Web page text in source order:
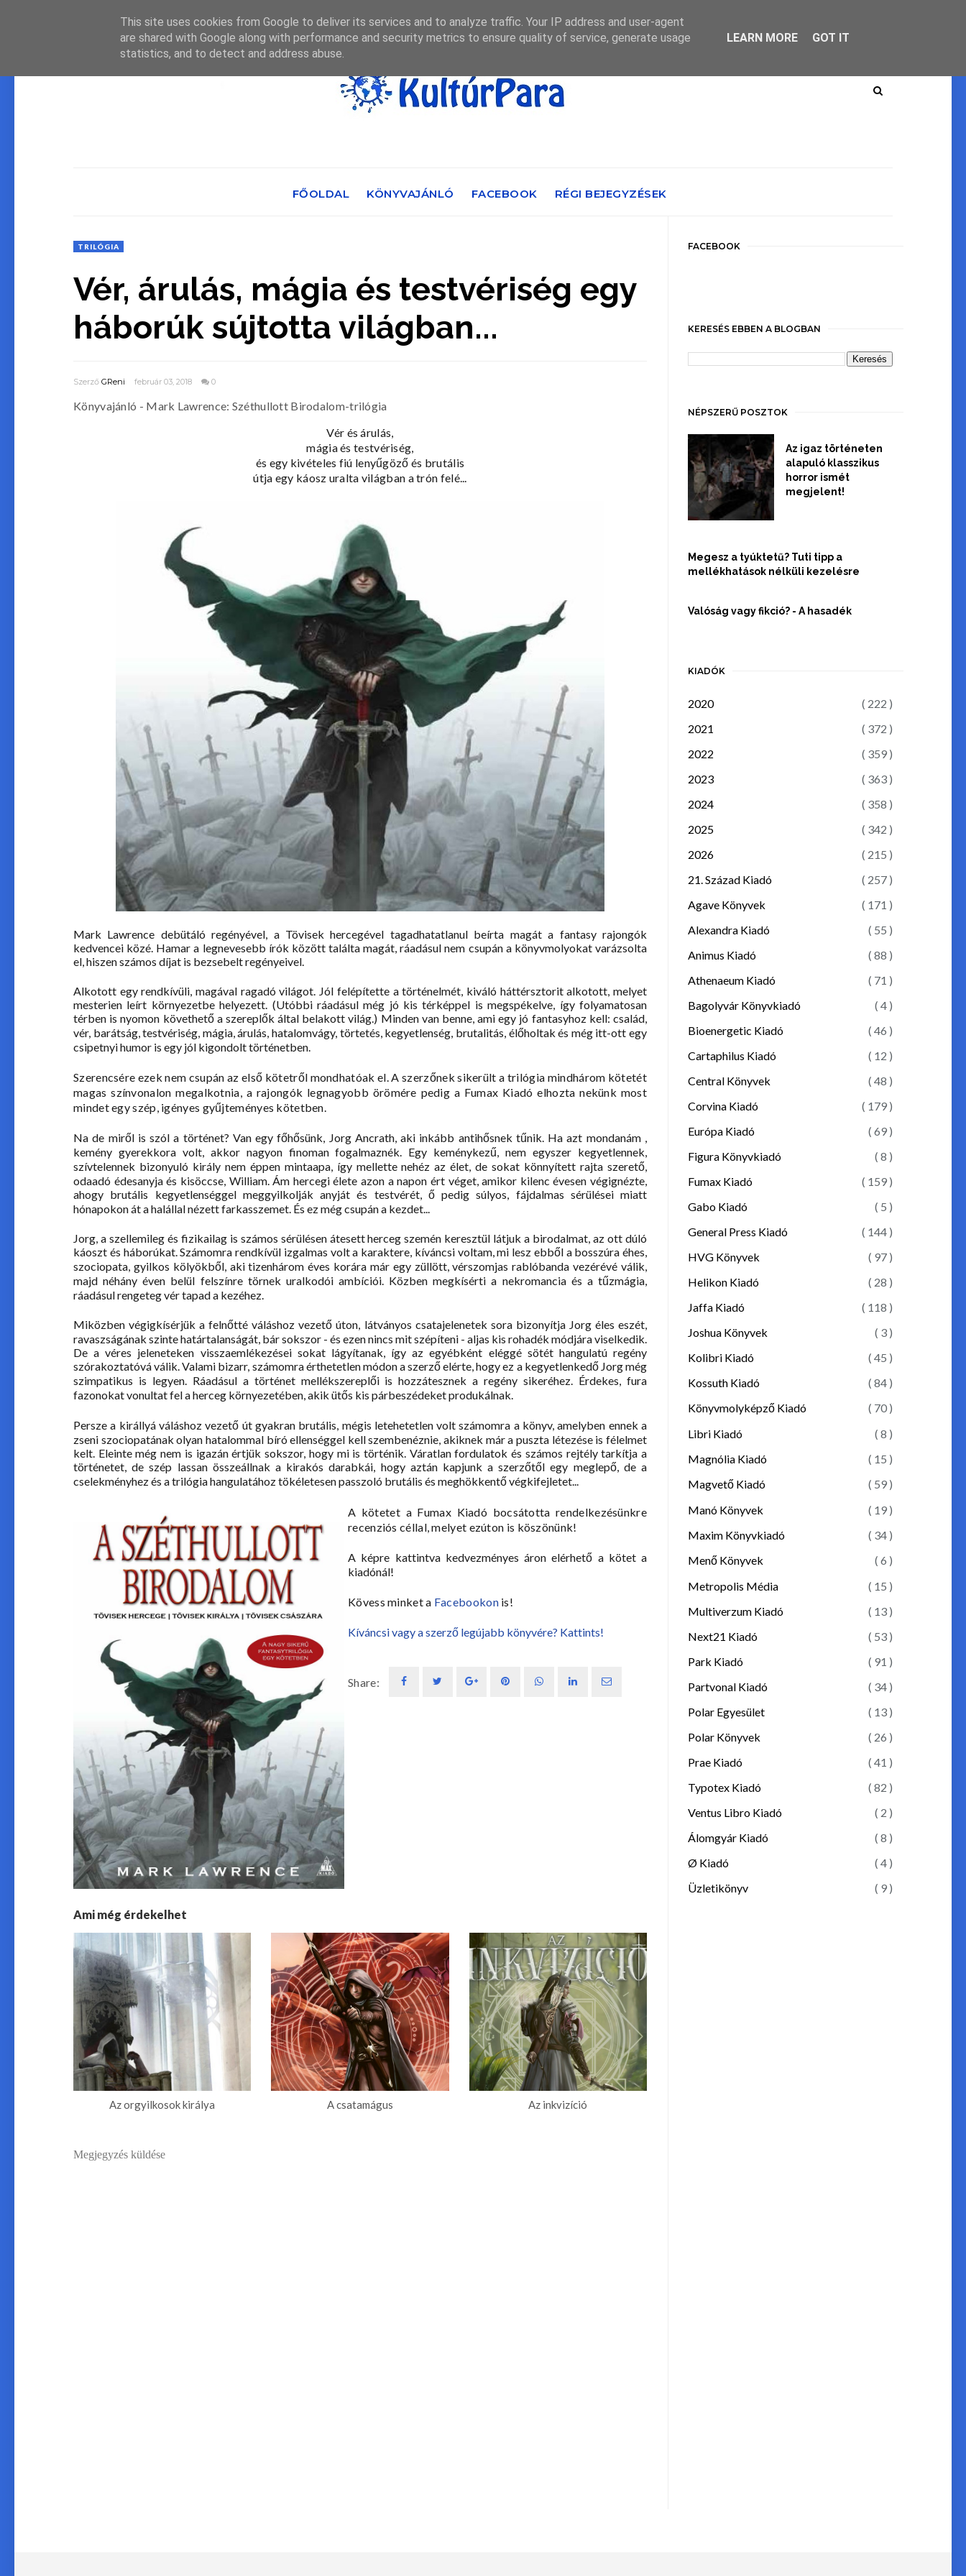
FŐOLDAL KÖNYVAJÁNLÓ FACEBOOK RÉGI BEJEGYZÉSEK
TRILÓGIA
Vér, árulás, mágia és testvériség egy
háborúk sújtotta világban...
Szerző GReni február 03, 2018 0
Könyvajánló - Mark Lawrence: Széthullott Birodalom-trilógia
Vér és árulás,
mágia és testvériség,
és egy kivételes fiú lenyűgöző és brutális
útja egy káosz uralta világban a trón felé...
Mark Lawrence debütáló regényével, a Tövisek hercegével tagadhatatlanul beírta magát a fantasy rajongók
kedvencei közé. Hamar a legnevesebb írók között találta magát, ráadásul nem csupán a könyvmolyokat varázsolta
el, hiszen számos díjat is bezsebelt regényeivel.
Alkotott egy rendkívüli, magával ragadó világot. Jól felépítette a történelmét, kiváló háttérsztorit alkotott, melyet
mesterien leírt környezetbe helyezett. (Utóbbi ráadásul még jó kis térképpel is megspékelve, így folyamatosan
térben is nyomon követhető a szereplők által belakott világ.) Minden van benne, ami egy jó fantasyhoz kell: család,
vér, barátság, testvériség, mágia, árulás, hatalomvágy, törtetés, kegyetlenség, brutalitás, élőholtak és még itt-ott egy
csipetnyi humor is egy jól kigondolt történetben.
Szerencsére ezek nem csupán az első kötetről mondhatóak el. A szerzőnek sikerült a trilógia mindhárom kötetét
magas színvonalon megalkotnia, a rajongók legnagyobb örömére pedig a Fumax Kiadó elhozta nekünk most
mindet egy szép, igényes gyűjteményes kötetben.
Na de miről is szól a történet? Van egy főhősünk, Jorg Ancrath, aki inkább antihősnek tűnik. Ha azt mondanám ,
kemény gyerekkora volt, akkor nagyon finoman fogalmaznék. Egy keménykezű, nem egyszer kegyetlennek,
szívtelennek bizonyuló király nem éppen mintaapa, így mellette nehéz az élet, de sokat könnyített rajta szerető,
odaadó édesanyja és kisöccse, William. Ám hercegi élete azon a napon ért véget, amikor kilenc évesen végignézte,
ahogy brutális kegyetlenséggel meggyilkolják anyját és testvérét, ő pedig súlyos, fájdalmas sérülései miatt
hónapokon át a halállal nézett farkasszemet. És ez még csupán a kezdet...
Jorg, a szellemileg és fizikailag is számos sérülésen átesett herceg szemén keresztül látjuk a birodalmat, az ott dúló
káoszt és háborúkat. Számomra rendkívül izgalmas volt a karaktere, kíváncsi voltam, mi lesz ebből a bosszúra éhes,
szociopata, gyilkos kölyökből, aki tizenhárom éves korára már egy züllött, vérszomjas rablóbanda vezérévé válik,
majd néhány éven belül felszínre törnek uralkodói ambíciói. Közben megkísérti a nekromancia és a tűzmágia,
ráadásul rengeteg vér tapad a kezéhez.
Miközben végigkísérjük a felnőtté váláshoz vezető úton, látványos csatajelenetek sora bizonyítja Jorg éles eszét,
ravaszságának szinte határtalanságát, bár sokszor - és ezen nincs mit szépíteni - aljas kis rohadék módjára viselkedik.
De a véres jeleneteken visszaemlékezései sokat lágyítanak, így az egyébként eléggé sötét hangulatú regény
szórakoztatóvá válik. Valami bizarr, számomra érthetetlen módon a szerző elérte, hogy ez a kegyetlenkedő Jorg még
szimpatikus is legyen. Ráadásul a történet mellékszereplői is hozzátesznek a regény sikeréhez. Érdekes, fura
fazonokat vonultat fel a herceg környezetében, akik ütős kis párbeszédeket produkálnak.
Persze a királlyá váláshoz vezető út gyakran brutális, mégis letehetetlen volt számomra a könyv, amelyben ennek a
zseni szociopatának olyan hatalommal bíró ellenséggel kell szembenéznie, akiknek már a puszta létezése is félelmet
kelt. Eleinte még nem is igazán értjük sokszor, hogy mi is történik. Váratlan fordulatok és számos rejtély tarkítja a
történetet, de szép lassan összeállnak a kirakós darabkái, hogy aztán kapjunk a szerzőtől egy meglepő, de a
cselekményhez és a trilógia hangulatához tökéletesen passzoló brutális és meghökkentő végkifejletet...
A kötetet a Fumax Kiadó bocsátotta rendelkezésünkre
recenziós céllal, melyet ezúton is köszönünk!
A képre kattintva kedvezményes áron elérhető a kötet a
kiadónál!
Kövess minket a Facebookonis!
Kíváncsi vagy a szerző legújabb könyvére? Kattints!
Share:
Ami még érdekelhet
Az ​orgyilkosok királya A csatamágus Az ​inkvizíció
Megjegyzés küldése
FACEBOOK
KERESÉS EBBEN A BLOGBAN
NÉPSZERŰ POSZTOK
Az igaz történeten
alapuló klasszikus
horror ismét
megjelent!
Megesz a tyúktetű? Tuti tipp a
mellékhatások nélküli kezelésre
Valóság vagy fikció? - A hasadék
KIADÓK
2020
( 222 )
2021
( 372 )
2022
( 359 )
2023
( 363 )
2024
( 358 )
2025
( 342 )
2026
( 215 )
21. Század Kiadó
( 257 )
Agave Könyvek
( 171 )
Alexandra Kiadó
( 55 )
Animus Kiadó
( 88 )
Athenaeum Kiadó
( 71 )
Bagolyvár Könyvkiadó
( 4 )
Bioenergetic Kiadó
( 46 )
Cartaphilus Kiadó
( 12 )
Central Könyvek
( 48 )
Corvina Kiadó
( 179 )
Európa Kiadó
( 69 )
Figura Könyvkiadó
( 8 )
Fumax Kiadó
( 159 )
Gabo Kiadó
( 5 )
General Press Kiadó
( 144 )
HVG Könyvek
( 97 )
Helikon Kiadó
( 28 )
Jaffa Kiadó
( 118 )
Joshua Könyvek
( 3 )
Kolibri Kiadó
( 45 )
Kossuth Kiadó
( 84 )
Könyvmolyképző Kiadó
( 70 )
Libri Kiadó
( 8 )
Magnólia Kiadó
( 15 )
Magvető Kiadó
( 59 )
Manó Könyvek
( 19 )
Maxim Könyvkiadó
( 34 )
Menő Könyvek
( 6 )
Metropolis Média
( 15 )
Multiverzum Kiadó
( 13 )
Next21 Kiadó
( 53 )
Park Kiadó
( 91 )
Partvonal Kiadó
( 34 )
Polar Egyesület
( 13 )
Polar Könyvek
( 26 )
Prae Kiadó
( 41 )
Typotex Kiadó
( 82 )
Ventus Libro Kiadó
( 2 )
Álomgyár Kiadó
( 8 )
Ø Kiadó
( 4 )
Üzletikönyv
( 9 )
This site uses cookies from Google to deliver its services and to analyze traffic. Your IP address and user-agent
are shared with Google along with performance and security metrics to ensure quality of service, generate usage
statistics, and to detect and address abuse.
LEARN MORE GOT IT